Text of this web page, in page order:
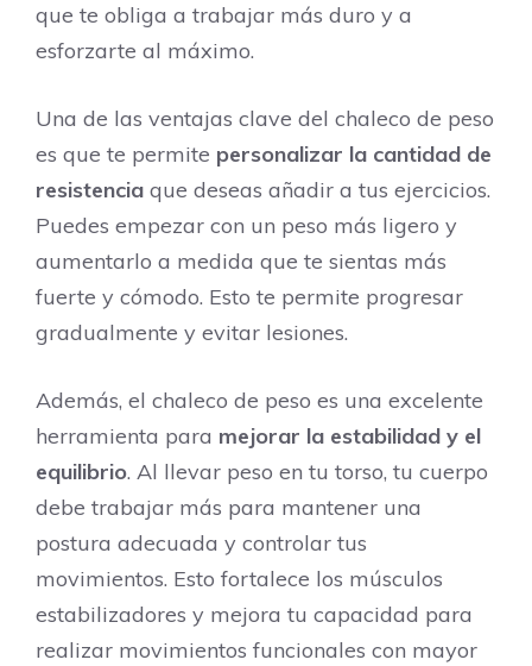
que te obliga a trabajar más duro y a
esforzarte al máximo.
Una de las ventajas clave del chaleco de peso
es que te permite personalizar la cantidad de
resistencia que deseas añadir a tus ejercicios.
Puedes empezar con un peso más ligero y
aumentarlo a medida que te sientas más
fuerte y cómodo. Esto te permite progresar
gradualmente y evitar lesiones.
Además, el chaleco de peso es una excelente
herramienta para mejorar la estabilidad y el
equilibrio. Al llevar peso en tu torso, tu cuerpo
debe trabajar más para mantener una
postura adecuada y controlar tus
movimientos. Esto fortalece los músculos
estabilizadores y mejora tu capacidad para
realizar movimientos funcionales con mayor